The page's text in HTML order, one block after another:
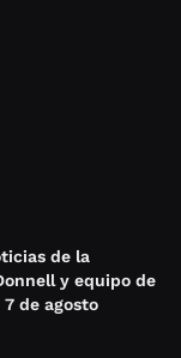
de la
y equipo de
7 de agosto